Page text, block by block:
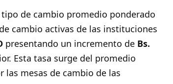
de cambio promedio ponderado
cambio activas de las instituciones
presentando un incremento de Bs.
Esta tasa surge del promedio
las mesas de cambio de las